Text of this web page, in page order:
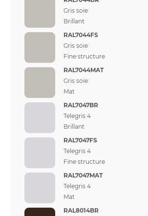
Gris soie
Brillant
RAL7044FS
Gris soie
Fine structure
RAL7044MAT
Gris soie
Mat
RAL7047BR
Telegris 4
Brillant
RAL7047FS
Telegris 4
Fine structure
RAL7047MAT
Telegris 4
Mat
RAL8014BR